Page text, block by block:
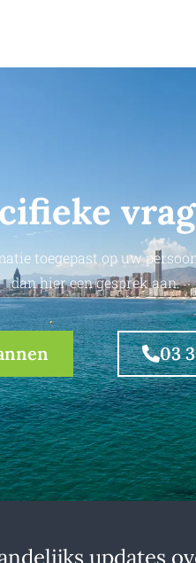
toegepast op uw
dan hier een gesprek aan.
03
updates